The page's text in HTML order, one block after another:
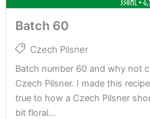
Batch 60
Czech Pilsner
Batch number 60 and why not
Czech Pilsner. I made this
true to how a Czech Pilsner
bit floral...